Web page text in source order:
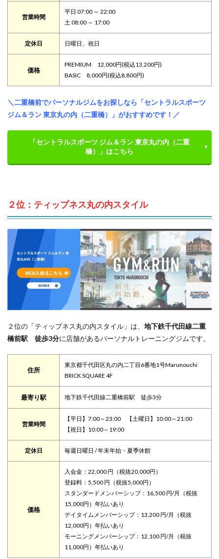
営業時間
平日 07:00 ～ 22:00
土 08:00 ～ 17:00
定休日 日曜日、祝日
価格
PREMIUM 12,000円(税込13,200円)
BASIC 8,000円(税込8,800円)
＼二重橋前でパーソナルジムをお探しなら「セントラルスポーツ
ジム＆ラン 東京丸の内（二重橋）」がおすすめです！／
「セントラルスポーツ ジム＆ラン 東京丸の内（二重
橋）」はこちら
２位：ティップネス丸の内スタイル
２位の「ティップネス丸の内スタイル」は、 地下鉄千代田線二重
橋前駅 徒歩3分に店舗があるパーソナルトレーニングジムです。
住所
東京都千代田区丸の内二丁目6番地1号Marunouchi
BRICK SQUARE 4F
最寄り駅 地下鉄千代田線二重橋前駅 徒歩3分
営業時間
【平日】7:00～23:00 【土曜日】10:00～21:00
【祝日】10:00～19:00
定休日 毎週日曜日 / 年末年始・夏季休館
価格
入会金：22,000 円（税抜20,000円）
登録料：5,500 円（税抜5,000円）
スタンダードメンバーシップ：16,500 円/月（税抜
15,000円）年払いあり
デイタイムメンバーシップ：13,200 円/月（税抜
12,000円）年払いあり
モーニングメンバーシップ：12,100 円/月（税抜
11,000円）年払いあり